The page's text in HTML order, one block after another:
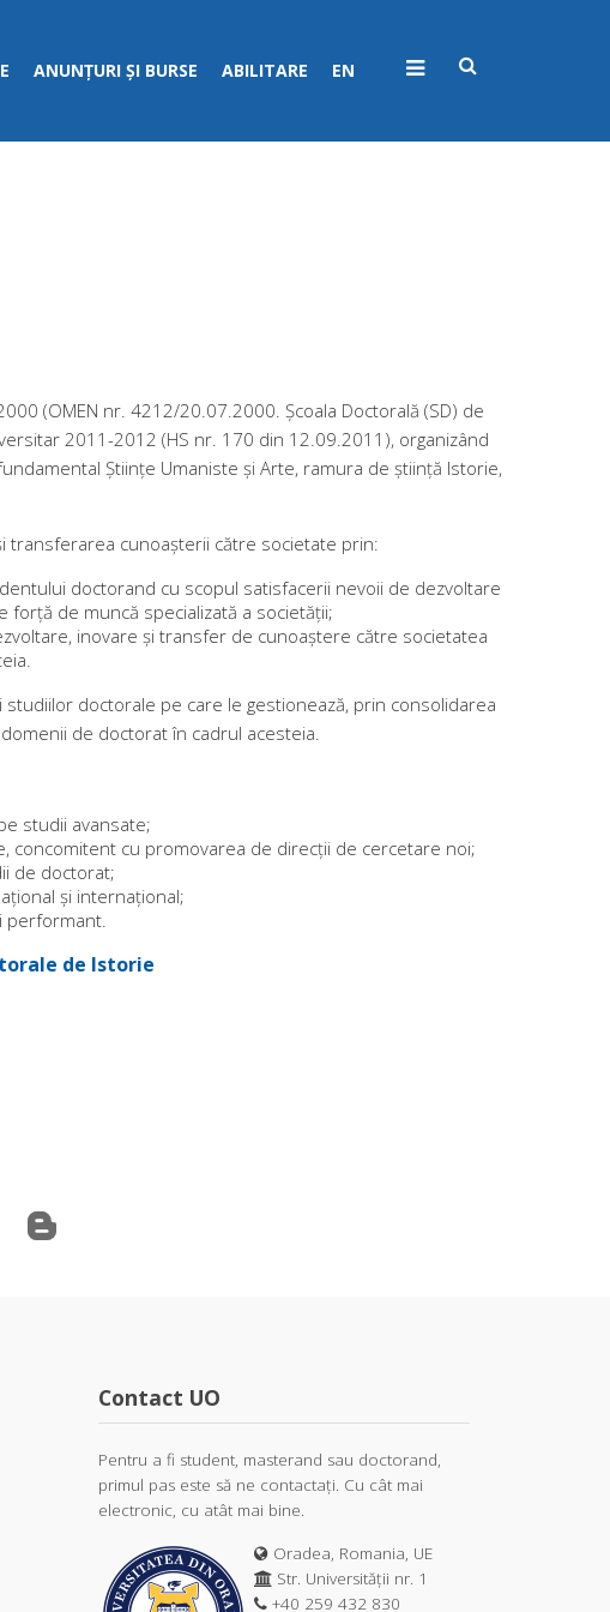
ANUNȚURI ȘI BURSE ABILITARE EN
(OMEN nr. 4212/20.07.2000. Școala Doctorală (SD) de
2011-2012 (HS nr. 170 din 12.09.2011), organizând
Științe Umaniste și Arte, ramura de știință Istorie,
transferarea cunoașterii către societate prin:
doctorand cu scopul satisfacerii nevoii de dezvoltare
forţă de muncă specializată a societăţii;
inovare şi transfer de cunoaștere către societatea
doctorale pe care le gestionează, prin consolidarea
de doctorat în cadrul acesteia.
studii avansate;
concomitent cu promovarea de direcții de cercetare noi;
de doctorat;
și internațional;
performant.
de Istorie
Contact UO
Pentru a fi student, masterand sau doctorand,
primul pas este să ne contactați. Cu cât mai
electronic, cu atât mai bine.
Oradea, Romania, UE
Str. Universității nr. 1
+40 259 432 830